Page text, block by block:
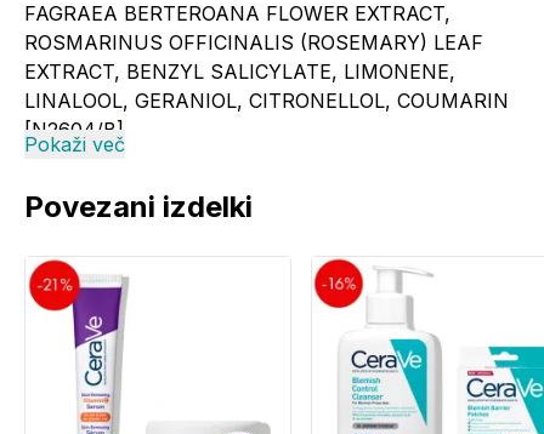
FAGRAEA BERTEROANA FLOWER EXTRACT,
ROSMARINUS OFFICINALIS (ROSEMARY) LEAF
EXTRACT, BENZYL SALICYLATE, LIMONENE,
LINALOOL, GERANIOL, CITRONELLOL, COUMARIN
[N2604/B]
Pokaži več
Povezani izdelki